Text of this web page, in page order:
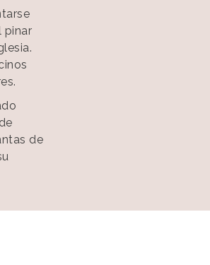
pinar
de